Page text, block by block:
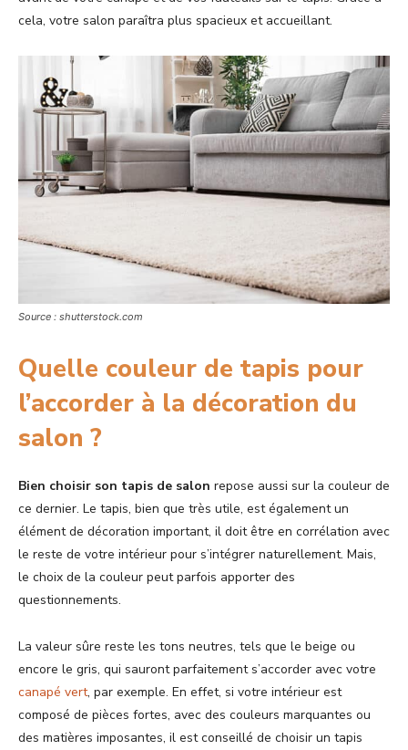
cela, votre salon paraîtra plus spacieux et accueillant.
Source : shutterstock.com
Quelle couleur de tapis pour
l’accorder à la décoration du
salon ?
Bien choisir son tapis de salon repose aussi sur la couleur de
ce dernier. Le tapis, bien que très utile, est également un
élément de décoration important, il doit être en corrélation avec
le reste de votre intérieur pour s’intégrer naturellement. Mais,
le choix de la couleur peut parfois apporter des
questionnements.
La valeur sûre reste les tons neutres, tels que le beige ou
encore le gris, qui sauront parfaitement s’accorder avec votre
canapé vert, par exemple. En effet, si votre intérieur est
composé de pièces fortes, avec des couleurs marquantes ou
des matières imposantes, il est conseillé de choisir un tapis